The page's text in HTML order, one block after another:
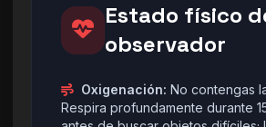
Estado físico
observador
Oxigenación: No contengas
Respira profundamente durante